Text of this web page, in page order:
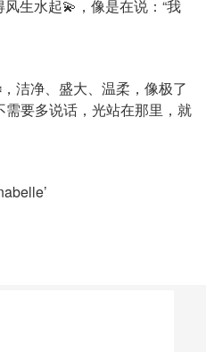
生水起💫，像是在说：“我
洁净、盛大、温柔，像极了
要多说话，光站在那里，就